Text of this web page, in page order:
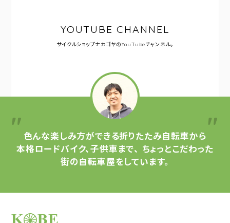
YOUTUBE CHANNEL
サイクルショップナカゴヤのYouTubeチャンネル。
色んな楽しみ方ができる折りたたみ自転車から
本格ロードバイク、子供車まで、 ちょっとこだわった
街の自転車屋をしています。
サイクルショップナカゴヤ